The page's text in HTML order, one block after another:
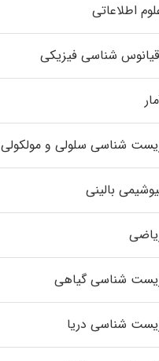
اطلاعاتی
شناسی فیزیکی
شناسی سلولی و مولکولی
بالینی
شناسی گیاهی
شناسی دریا